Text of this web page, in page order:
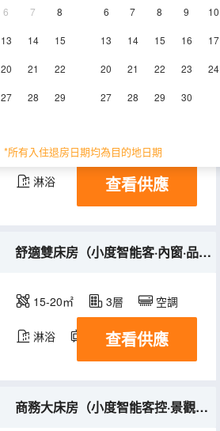
6 7 8
13 14 15
20 21 22
27 28 29
6 7 8 9 10
13 14 15 16 17
20 21 22 23 24
27 28 29 30
*所有入住退房日期均為目的地日期
22㎡ 1層 空調
淋浴 查看供應
舒適雙床房（小度智能客·內窗·品牌床墊）
15-20㎡ 3層 空調
淋浴 電視機
查看供應
商務大床房（小度智能客控·景觀大窗·品牌床墊）